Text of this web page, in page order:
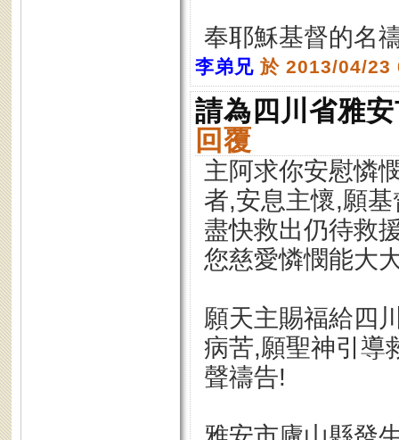
奉耶穌基督的名
李弟兄 於 2013/04/
請為四川省雅
回覆
主阿求你安慰憐
者,安息主懷,願
盡快救出仍待救
您慈愛憐憫能大
願天主賜福給四
病苦,願聖神引導
聲禱告!